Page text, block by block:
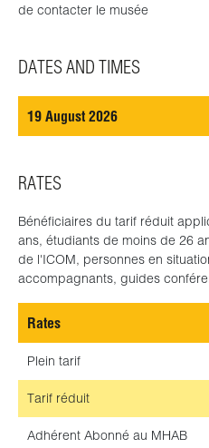
de contacter le musée
DATES AND TIMES
19 August 2026
RATES
Bénéficiaires du tarif réduit
ans, étudiants de moins de 26
de l'ICOM, personnes en
accompagnants, guides
Rates
Plein tarif
Tarif réduit
Adhérent Abonné au MHAB